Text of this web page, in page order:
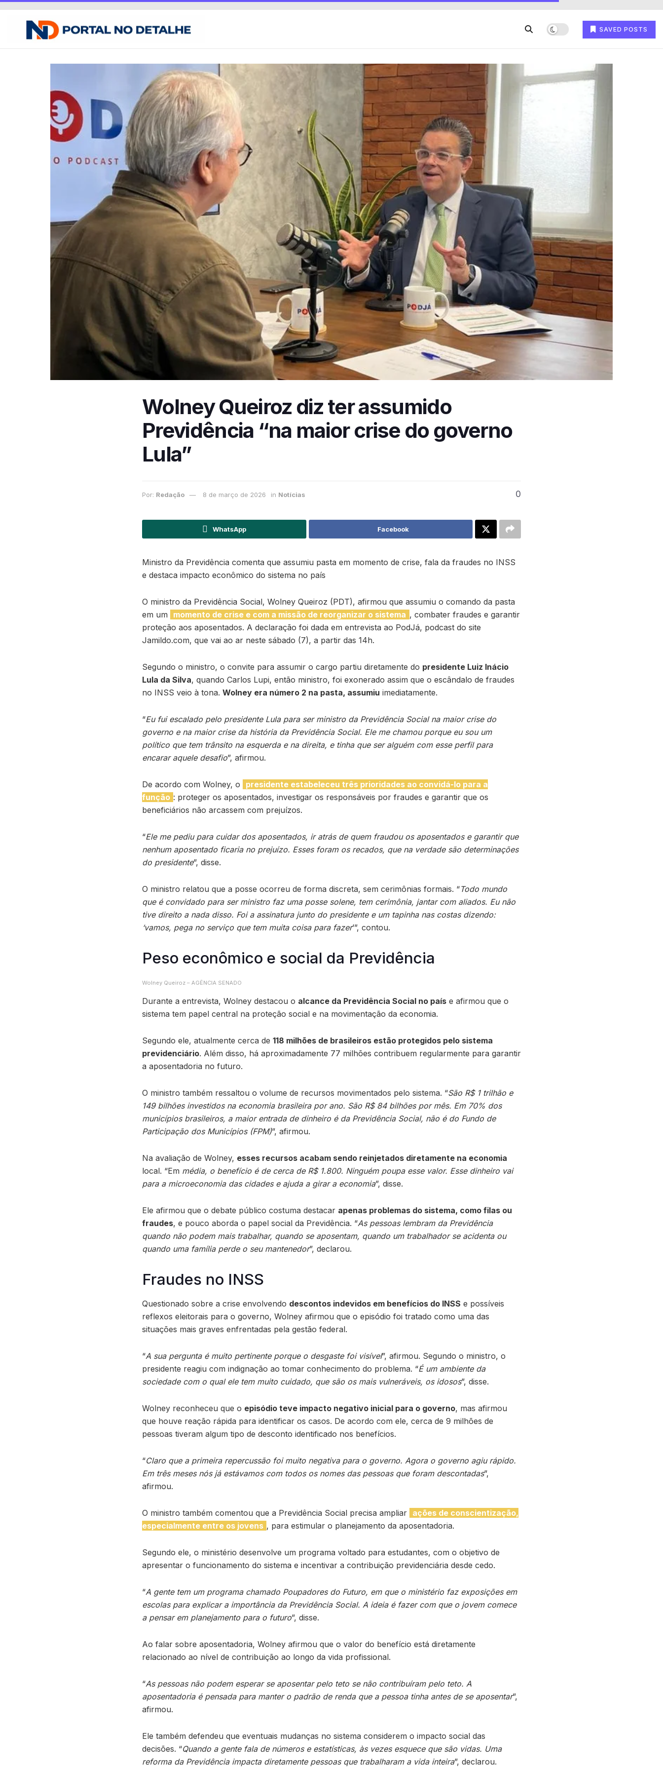
SAVED POSTS
Wolney Queiroz diz ter assumido
Previdência “na maior crise do governo
Lula”
Por: Redação 8 de março de 2026 in Notícias 0
WhatsApp Facebook
Ministro da Previdência comenta que assumiu pasta em momento de crise, fala da fraudes no INSS
e destaca impacto econômico do sistema no país
O ministro da Previdência Social, Wolney Queiroz (PDT), afirmou que assumiu o comando da pasta
em um
momento de crise e com a missão de reorganizar o sistema , combater fraudes e garantir
proteção aos aposentados. A declaração foi dada em entrevista ao PodJá, podcast do site
Jamildo.com, que vai ao ar neste sábado (7), a partir das 14h.
Segundo o ministro, o convite para assumir o cargo partiu diretamente do presidente Luiz Inácio
Lula da Silva, quando Carlos Lupi, então ministro, foi exonerado assim que o escândalo de fraudes
no INSS veio à tona. Wolney era número 2 na pasta, assumiu imediatamente.
“Eu fui escalado pelo presidente Lula para ser ministro da Previdência Social na maior crise do
governo e na maior crise da história da Previdência Social. Ele me chamou porque eu sou um
político que tem trânsito na esquerda e na direita, e tinha que ser alguém com esse perfil para
encarar aquele desafio”, afirmou.
De acordo com Wolney, o
presidente estabeleceu três prioridades ao convidá-lo para a
função : proteger os aposentados, investigar os responsáveis por fraudes e garantir que os
beneficiários não arcassem com prejuízos.
“Ele me pediu para cuidar dos aposentados, ir atrás de quem fraudou os aposentados e garantir que
nenhum aposentado ficaria no prejuízo. Esses foram os recados, que na verdade são determinações
do presidente”, disse.
O ministro relatou que a posse ocorreu de forma discreta, sem cerimônias formais. “Todo mundo
que é convidado para ser ministro faz uma posse solene, tem cerimônia, jantar com aliados. Eu não
tive direito a nada disso. Foi a assinatura junto do presidente e um tapinha nas costas dizendo:
‘vamos, pega no serviço que tem muita coisa para fazer’”, contou.
Peso econômico e social da Previdência
Wolney Queiroz – AGÊNCIA SENADO
Durante a entrevista, Wolney destacou o alcance da Previdência Social no país e afirmou que o
sistema tem papel central na proteção social e na movimentação da economia.
Segundo ele, atualmente cerca de 118 milhões de brasileiros estão protegidos pelo sistema
previdenciário. Além disso, há aproximadamente 77 milhões contribuem regularmente para garantir
a aposentadoria no futuro.
O ministro também ressaltou o volume de recursos movimentados pelo sistema. “São R$ 1 trilhão e
149 bilhões investidos na economia brasileira por ano. São R$ 84 bilhões por mês. Em 70% dos
municípios brasileiros, a maior entrada de dinheiro é da Previdência Social, não é do Fundo de
Participação dos Municípios (FPM)”, afirmou.
Na avaliação de Wolney, esses recursos acabam sendo reinjetados diretamente na economia
local. “Em média, o benefício é de cerca de R$ 1.800. Ninguém poupa esse valor. Esse dinheiro vai
para a microeconomia das cidades e ajuda a girar a economia”, disse.
Ele afirmou que o debate público costuma destacar apenas problemas do sistema, como filas ou
fraudes, e pouco aborda o papel social da Previdência. “As pessoas lembram da Previdência
quando não podem mais trabalhar, quando se aposentam, quando um trabalhador se acidenta ou
quando uma família perde o seu mantenedor”, declarou.
Fraudes no INSS
Questionado sobre a crise envolvendo descontos indevidos em benefícios do INSS e possíveis
reflexos eleitorais para o governo, Wolney afirmou que o episódio foi tratado como uma das
situações mais graves enfrentadas pela gestão federal.
“A sua pergunta é muito pertinente porque o desgaste foi visível”, afirmou. Segundo o ministro, o
presidente reagiu com indignação ao tomar conhecimento do problema. “É um ambiente da
sociedade com o qual ele tem muito cuidado, que são os mais vulneráveis, os idosos”, disse.
Wolney reconheceu que o episódio teve impacto negativo inicial para o governo, mas afirmou
que houve reação rápida para identificar os casos. De acordo com ele, cerca de 9 milhões de
pessoas tiveram algum tipo de desconto identificado nos benefícios.
“Claro que a primeira repercussão foi muito negativa para o governo. Agora o governo agiu rápido.
Em três meses nós já estávamos com todos os nomes das pessoas que foram descontadas”,
afirmou.
O ministro também comentou que a Previdência Social precisa ampliar ações de conscientização,
especialmente entre os jovens , para estimular o planejamento da aposentadoria.
Segundo ele, o ministério desenvolve um programa voltado para estudantes, com o objetivo de
apresentar o funcionamento do sistema e incentivar a contribuição previdenciária desde cedo.
“A gente tem um programa chamado Poupadores do Futuro, em que o ministério faz exposições em
escolas para explicar a importância da Previdência Social. A ideia é fazer com que o jovem comece
a pensar em planejamento para o futuro”, disse.
Ao falar sobre aposentadoria, Wolney afirmou que o valor do benefício está diretamente
relacionado ao nível de contribuição ao longo da vida profissional.
“As pessoas não podem esperar se aposentar pelo teto se não contribuíram pelo teto. A
aposentadoria é pensada para manter o padrão de renda que a pessoa tinha antes de se aposentar”,
afirmou.
Ele também defendeu que eventuais mudanças no sistema considerem o impacto social das
decisões. “Quando a gente fala de números e estatísticas, às vezes esquece que são vidas. Uma
reforma da Previdência impacta diretamente pessoas que trabalharam a vida inteira”, declarou.